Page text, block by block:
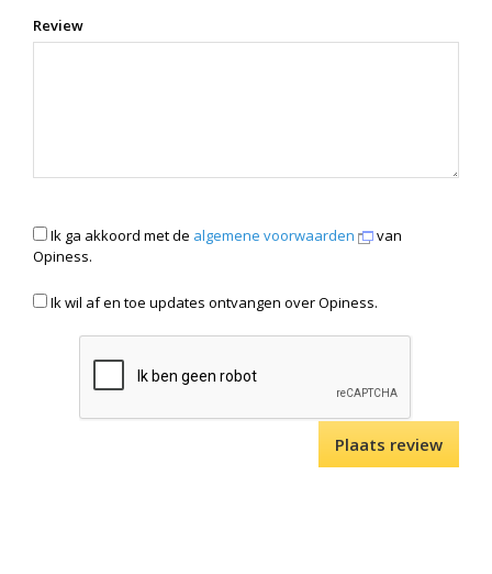
Review
Ik ga akkoord met de algemene voorwaarden
van
Opiness.
Ik wil af en toe updates ontvangen over Opiness.